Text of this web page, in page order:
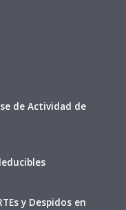
de Actividad de
y Despidos en